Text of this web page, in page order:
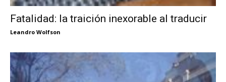
Fatalidad: la traición inexorable al traducir
Leandro Wolfson